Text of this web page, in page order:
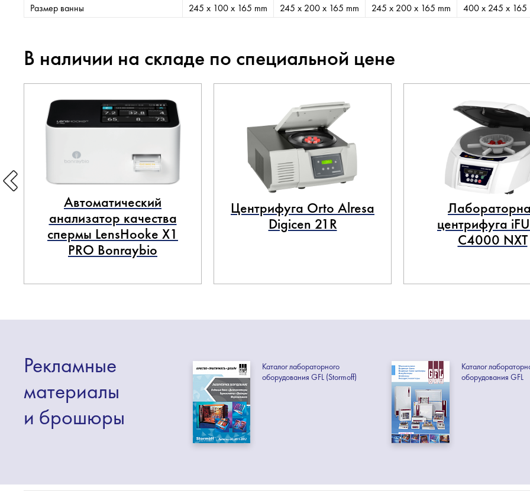
Размер ванны
245 х 100 х 165 mm 245 х 200 х 165 mm 245 х 200 х 165 mm 400 х 245 х 165
В наличии на складе по специальной цене
Автоматический
анализатор качества
спермы LensHooke X1
PRO Bonraybio
Центрифуга Orto Alresa
Digicen 21R
центрифуга
C4000 NXT
Рекламные
материалы
и брошюры
Каталог лабораторного
оборудования GFL (Stormoff)
Каталог
оборудования GFL